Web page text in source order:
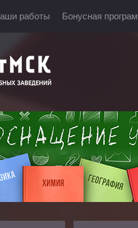
работы Бонусная